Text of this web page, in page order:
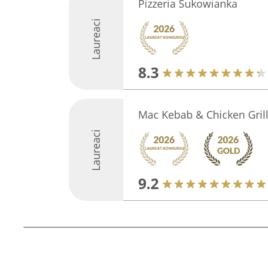
Laureaci
Pizzeria Sukowianka
8.3
Laureaci
Mac Kebab & Chicken Grill
9.2